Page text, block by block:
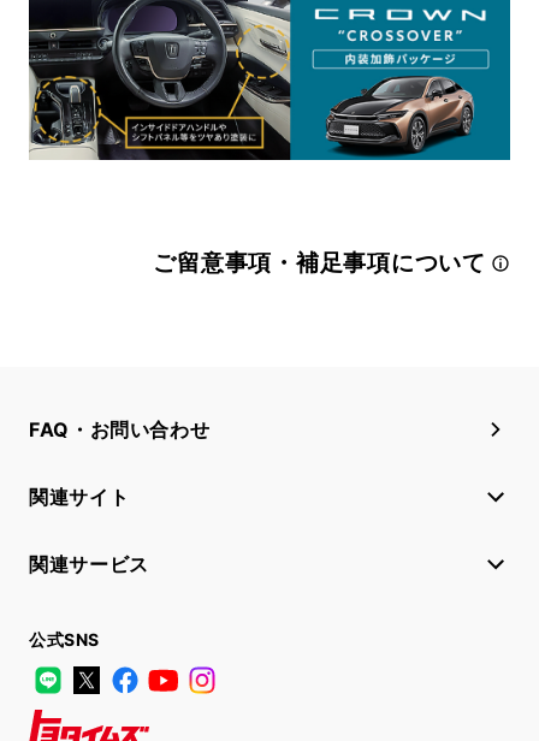
ご留意事項・補足事項について
FAQ・お問い合わせ
関連サイト
関連サービス
公式SNS
LINE
X FacebookYouTube